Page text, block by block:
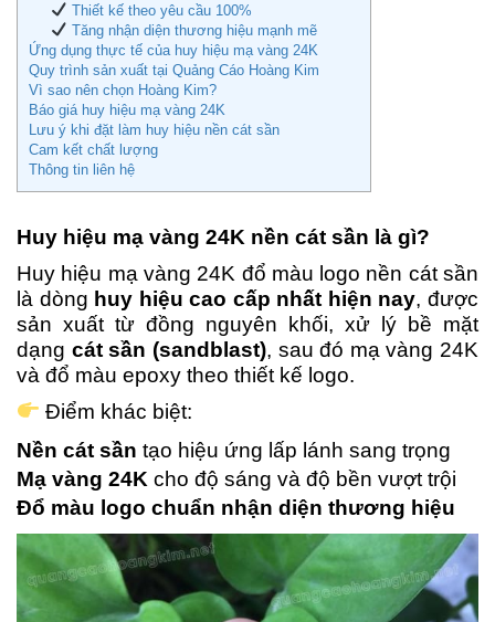
Thiết kế theo yêu cầu 100%
Tăng nhận diện thương hiệu mạnh mẽ
Ứng dụng thực tế của huy hiệu mạ vàng 24K
Quy trình sản xuất tại Quảng Cáo Hoàng Kim
Vì sao nên chọn Hoàng Kim?
Báo giá huy hiệu mạ vàng 24K
Lưu ý khi đặt làm huy hiệu nền cát sần
Cam kết chất lượng
Thông tin liên hệ
Huy hiệu mạ vàng 24K nền cát sần là gì?
Huy hiệu mạ vàng 24K đổ màu logo nền cát sần
là dòng huy hiệu cao cấp nhất hiện nay, được
sản xuất từ đồng nguyên khối, xử lý bề mặt
dạng cát sần (sandblast), sau đó mạ vàng 24K
và đổ màu epoxy theo thiết kế logo.
Điểm khác biệt:
Nền cát sần tạo hiệu ứng lấp lánh sang trọng
Mạ vàng 24K cho độ sáng và độ bền vượt trội
Đổ màu logo chuẩn nhận diện thương hiệu